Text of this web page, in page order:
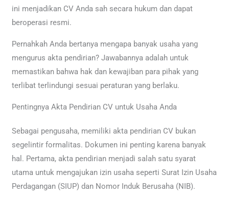
ini menjadikan CV Anda sah secara hukum dan dapat
beroperasi resmi.
Pernahkah Anda bertanya mengapa banyak usaha yang
mengurus akta pendirian? Jawabannya adalah untuk
memastikan bahwa hak dan kewajiban para pihak yang
terlibat terlindungi sesuai peraturan yang berlaku.
Pentingnya Akta Pendirian CV untuk Usaha Anda
Sebagai pengusaha, memiliki akta pendirian CV bukan
segelintir formalitas. Dokumen ini penting karena banyak
hal. Pertama, akta pendirian menjadi salah satu syarat
utama untuk mengajukan izin usaha seperti Surat Izin Usaha
Perdagangan (SIUP) dan Nomor Induk Berusaha (NIB).